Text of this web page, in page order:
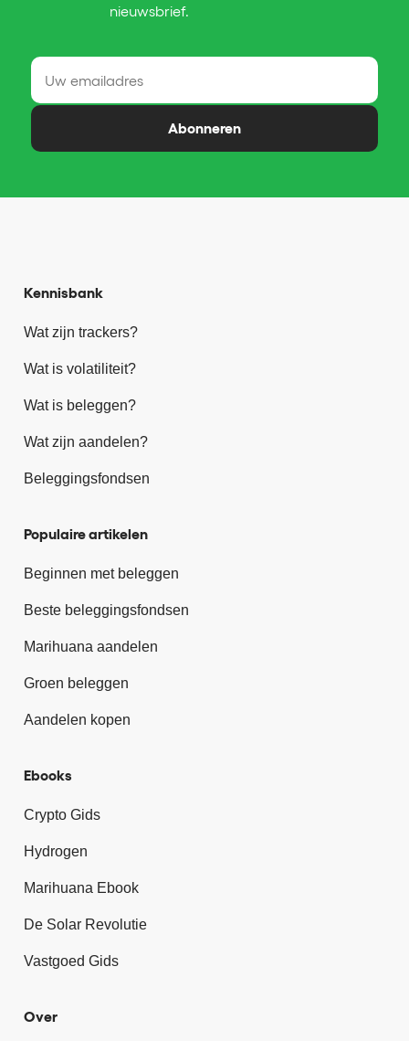
nieuwsbrief.
Abonneren
Kennisbank
Wat zijn trackers?
Wat is volatiliteit?
Wat is beleggen?
Wat zijn aandelen?
Beleggingsfondsen
Populaire artikelen
Beginnen met beleggen
Beste beleggingsfondsen
Marihuana aandelen
Groen beleggen
Aandelen kopen
Ebooks
Crypto Gids
Hydrogen
Marihuana Ebook
De Solar Revolutie
Vastgoed Gids
Over